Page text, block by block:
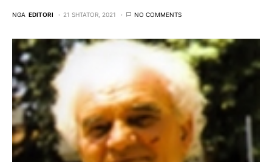
NGA EDITORI 21 SHTATOR, 2021 NO COMMENTS